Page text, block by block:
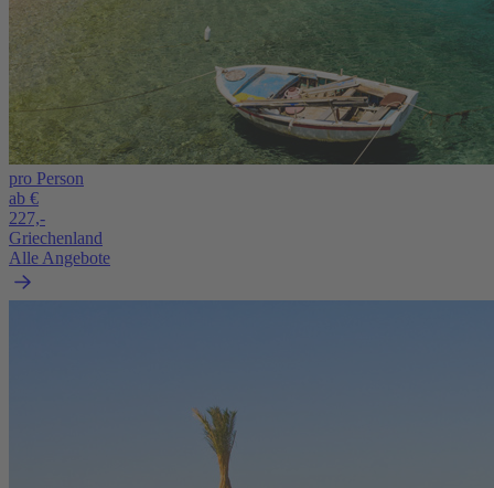
pro Person
ab €
227,-
Griechenland
Alle Angebote